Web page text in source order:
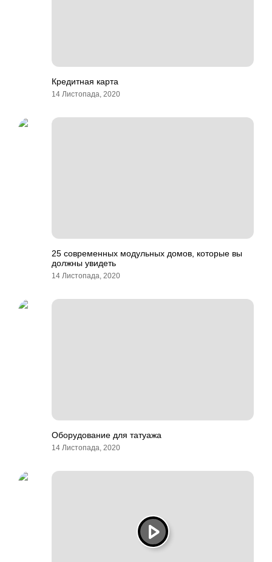
Кредитная карта
14 Листопада, 2020
25 современных модульных домов, которые вы
должны увидеть
14 Листопада, 2020
Оборудование для татуажа
14 Листопада, 2020